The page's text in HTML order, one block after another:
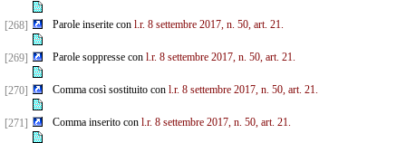
[268] Parole inserite con l.r. 8 settembre 2017, n. 50, art. 21.
[269] Parole soppresse con l.r. 8 settembre 2017, n. 50, art. 21.
[270] Comma così sostituito con l.r. 8 settembre 2017, n. 50, art. 21.
[271] Comma inserito con l.r. 8 settembre 2017, n. 50, art. 21.